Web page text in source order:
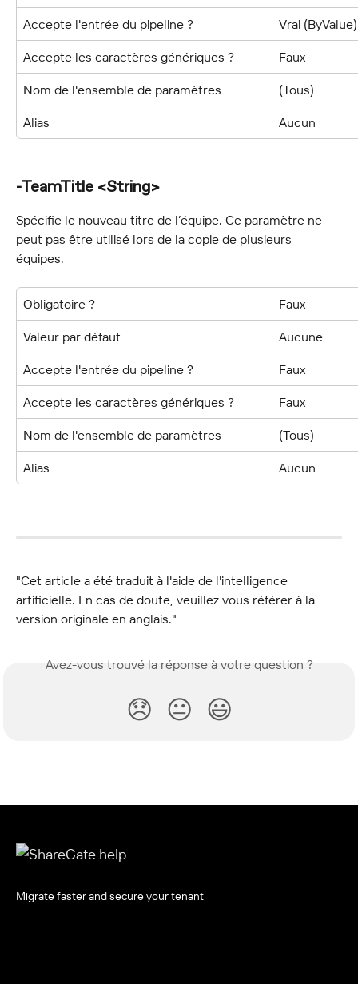
Accepte l'entrée du pipeline ? Vrai (ByValue)
Accepte les caractères génériques ? Faux
Nom de l'ensemble de paramètres (Tous)
Alias Aucun
-TeamTitle <String>
Spécifie le nouveau titre de l’équipe. Ce paramètre ne
peut pas être utilisé lors de la copie de plusieurs
équipes.
Obligatoire ? Faux
Valeur par défaut Aucune
Accepte l'entrée du pipeline ? Faux
Accepte les caractères génériques ? Faux
Nom de l'ensemble de paramètres (Tous)
Alias Aucun
"Cet article a été traduit à l'aide de l'intelligence
artificielle. En cas de doute, veuillez vous référer à la
version originale en anglais."
Avez-vous trouvé la réponse à votre question ?
😞 😐 😃
Migrate faster and secure your tenant